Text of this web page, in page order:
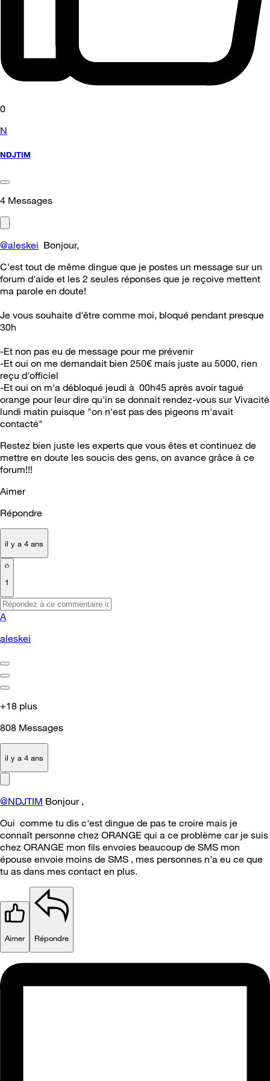
0
N
NDJTIM
4 Messages
@aleskei Bonjour,
C'est tout de même dingue que je postes un message sur un
forum d'aide et les 2 seules réponses que je reçoive mettent
ma parole en doute!
Je vous souhaite d'être comme moi, bloqué pendant presque
30h
-Et non pas eu de message pour me prévenir
-Et oui on me demandait bien 250€ mais juste au 5000, rien
reçu d'officiel
-Et oui on m'a débloqué jeudi à 00h45 après avoir tagué
orange pour leur dire qu'in se donnait rendez-vous sur Vivacité
lundi matin puisque "on n'est pas des pigeons m'avait
contacté"
Restez bien juste les experts que vous êtes et continuez de
mettre en doute les soucis des gens, on avance grâce à ce
forum!!!
Aimer
Répondre
il y a 4 ans
1
A
aleskei
+18 plus
808 Messages
il y a 4 ans
@NDJTIM Bonjour ,
Oui comme tu dis c'est dingue de pas te croire mais je
connaît personne chez ORANGE qui a ce problème car je suis
chez ORANGE mon fils envoies beaucoup de SMS mon
épouse envoie moins de SMS , mes personnes n'a eu ce que
tu as dans mes contact en plus.
Aimer Répondre